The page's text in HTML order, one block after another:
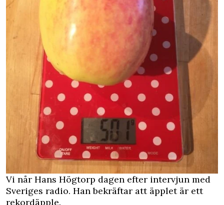
Vi når Hans Högtorp dagen efter intervjun med
Sveriges radio. Han bekräftar att äpplet är ett
rekordäpple.